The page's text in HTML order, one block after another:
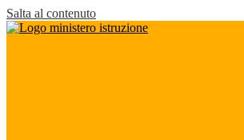
Salta al contenuto